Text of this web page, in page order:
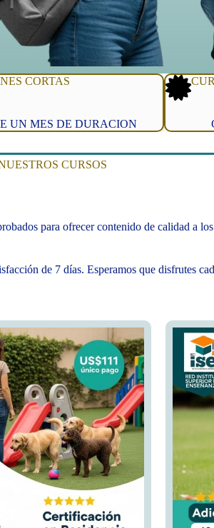
CORTAS
UN MES DE DURACION
CURSOS
para ofrecer contenido de calidad a
de 7 días. Esperamos que disfrutes